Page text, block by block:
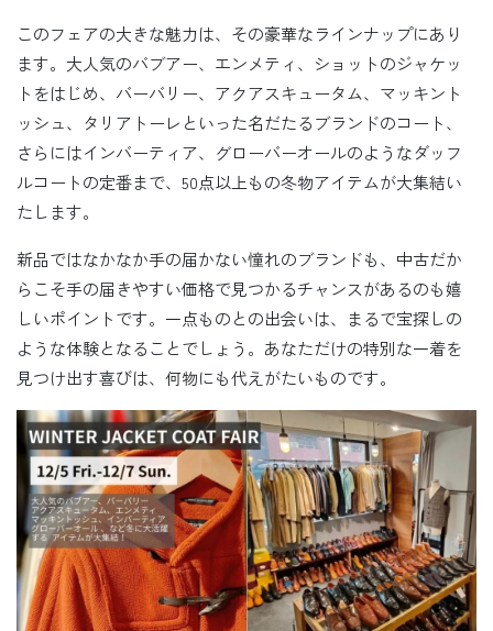
このフェアの大きな魅力は、その豪華なラインナップにあり
ます。大人気のバブアー、エンメティ、ショットのジャケッ
トをはじめ、バーバリー、アクアスキュータム、マッキント
ッシュ、タリアトーレといった名だたるブランドのコート、
さらにはインバーティア、グローバーオールのようなダッフ
ルコートの定番まで、50点以上もの冬物アイテムが大集結い
たします。
新品ではなかなか手の届かない憧れのブランドも、中古だか
らこそ手の届きやすい価格で見つかるチャンスがあるのも嬉
しいポイントです。一点ものとの出会いは、まるで宝探しの
ような体験となることでしょう。あなただけの特別な一着を
見つけ出す喜びは、何物にも代えがたいものです。